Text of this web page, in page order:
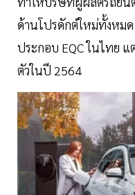
ด้านโปรดักต์ใหม่ทั้งหม
ประกอบ EQC ในไทย
ตัวในปี 2564